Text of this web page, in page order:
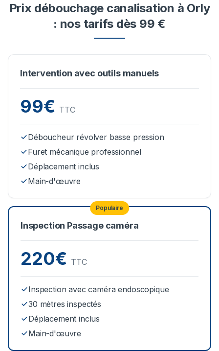
Prix débouchage canalisation à Orly
: nos tarifs dès 99 €
Intervention avec outils manuels
99€ TTC
Déboucheur révolver basse pression
Furet mécanique professionnel
Déplacement inclus
Main-d'œuvre
Populaire
Inspection Passage caméra
220€ TTC
Inspection avec caméra endoscopique
30 mètres inspectés
Déplacement inclus
Main-d'œuvre